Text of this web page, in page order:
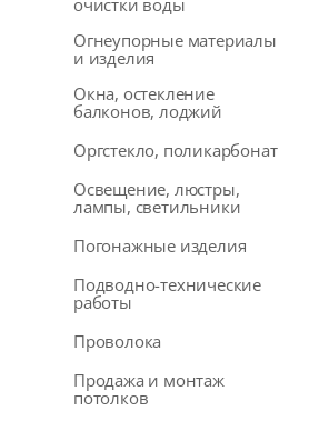
очистки воды
Огнеупорные материалы
и изделия
Окна, остекление
балконов, лоджий
Оргстекло, поликарбонат
Освещение, люстры,
лампы, светильники
Погонажные изделия
Подводно-технические
работы
Проволока
Продажа и монтаж
потолков